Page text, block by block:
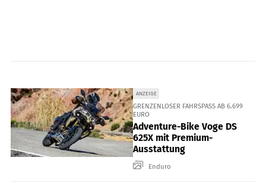
ANZEIGE
GRENZENLOSER FAHRSPASS AB 6.699 E
URO
Adventure-Bike Voge DS
625X mit Premium-
Ausstattung
Enduro